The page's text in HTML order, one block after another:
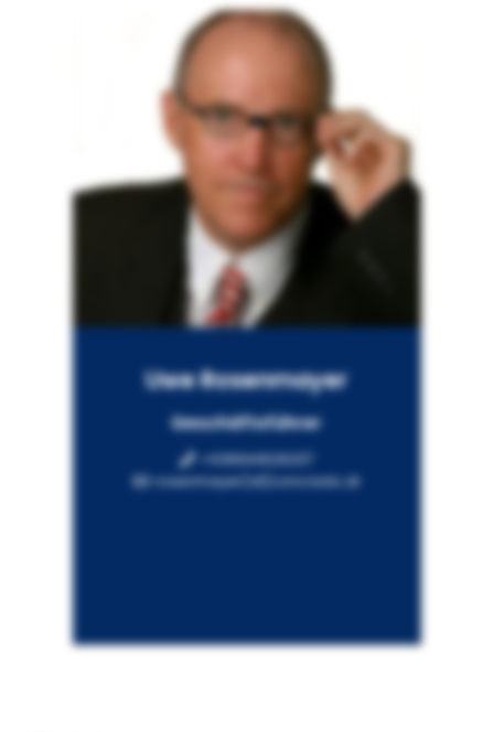
Uwe Rosenmayer
Geschäftsführer
+436644626207
rosenmayer[at]concredo.at